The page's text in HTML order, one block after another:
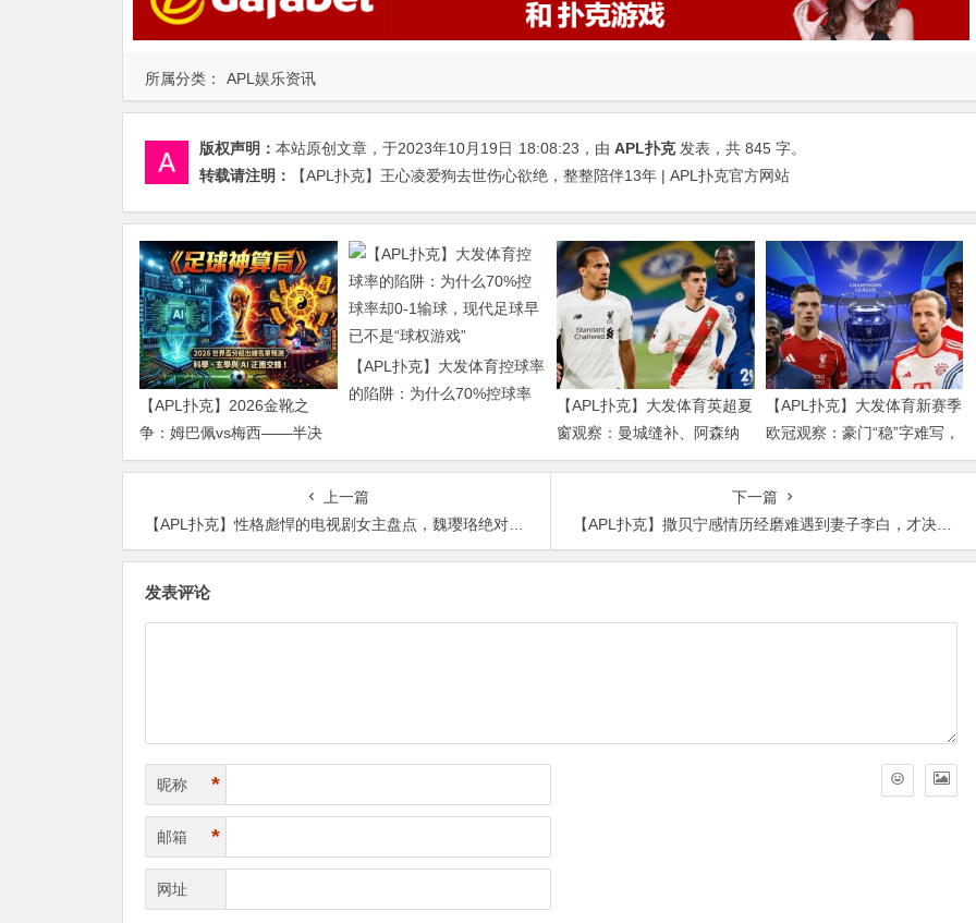
所属分类： APL娱乐资讯
版权声明： 本站原创文章，于2023年10月19日 18:08:23 ，由 APL扑克发表，共 845 字。
转载请注明：
【APL扑克】王心凌爱狗去世伤心欲绝，整整陪伴13年 | APL扑克官方网站
【APL扑克】2026金靴之
争：姆巴佩vs梅西——半决
赛前的“双雄会”，这可能是世
【APL扑克】大发体育控球率
的陷阱：为什么70%控球率
【APL扑克】大发体育英超夏
窗观察：曼城缝补、阿森纳
拼图、红军重建、曼联破局
【APL扑克】大发体育新赛季
欧冠观察：豪门“稳”字难写，
瑞士轮赛制让每一场都变成
生死
上一篇
【APL扑克】性格彪悍的电视剧女主盘点，魏璎珞绝对是个中翘楚
下一篇
【APL扑克】撒贝宁感情历经磨难遇到妻子李白，才决定和她一生相伴
发表评论
昵称 *
邮箱 *
网址